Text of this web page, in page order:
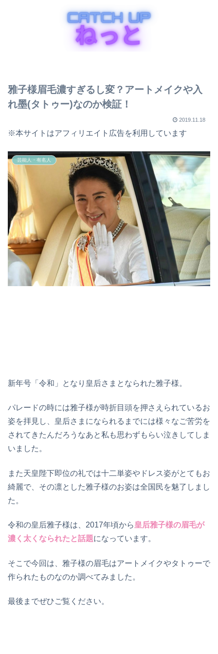
雅子様眉毛濃すぎるし変？アートメイクや入
れ墨(タトゥー)なのか検証！
2019.11.18
※本サイトはアフィリエイト広告を利用しています
芸能人・有名人
新年号「令和」となり皇后さまとなられた雅子様。
パレードの時には雅子様が時折目頭を押さえられているお
姿を拝見し、皇后さまになられるまでには様々なご苦労を
されてきたんだろうなあと私も思わずもらい泣きしてしま
いました。
また天皇陛下即位の礼では十二単姿やドレス姿がとてもお
綺麗で、その凛とした雅子様のお姿は全国民を魅了しまし
た。
令和の皇后雅子様は、2017年頃から皇后雅子様の眉毛が
濃く太くなられたと話題になっています。
そこで今回は、雅子様の眉毛はアートメイクやタトゥーで
作られたものなのか調べてみました。
最後までぜひご覧ください。